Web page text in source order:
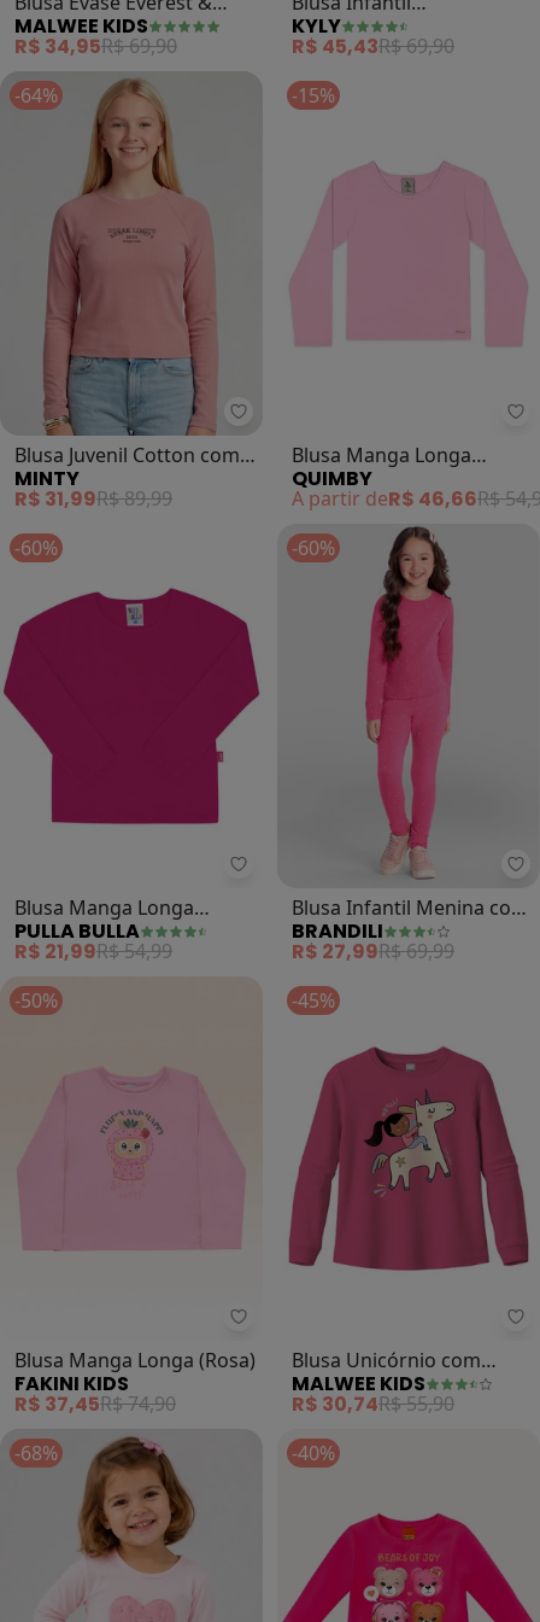
Skye® (Rosa Escuro)
MALWEE KIDS
R$ 34,95R$ 69,90
Menina(Salmão)
KYLY
R$ 45,43R$ 69,90
-64%
Minty - Blusa Juvenil Cotton com
Blusa Juvenil Cotton com
Estampa (Rosa)
MINTY
R$ 31,99R$ 89,99
-15%
Blusa Manga Longa
Infantil em Cotton Rosa
QUIMBY
A partir deR$ 46,66R$
-60%
Pulla Bulla - Blusa Manga Longa
Blusa Manga Longa
Menina (Rosa)
PULLA BULLA
R$ 21,99R$ 54,99
-60%
Blusa Infantil Menina com
Brilhos (Rosa)
BRANDILI
R$ 27,99R$ 69,99
-50%
Fakini Kids - Blusa Manga Longa
Blusa Manga Longa (Rosa)
FAKINI KIDS
R$ 37,45R$ 74,90
-45%
Blusa Unicórnio com
Glitter (Rosa)
MALWEE KIDS
R$ 30,74R$ 55,90
-68%
-40%